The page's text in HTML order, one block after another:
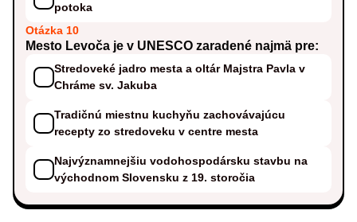
potoka
Otázka 10
Mesto Levoča je v UNESCO zaradené najmä pre:
Stredoveké jadro mesta a oltár Majstra Pavla v
Chráme sv. Jakuba
Tradičnú miestnu kuchyňu zachovávajúcu
recepty zo stredoveku v centre mesta
Najvýznamnejšiu vodohospodársku stavbu na
východnom Slovensku z 19. storočia